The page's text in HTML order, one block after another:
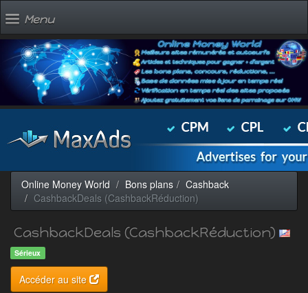
Menu
Online Money World Bons plans
Cashback
CashbackDeals (CashbackRéduction)
CashbackDeals (CashbackRéduction)
Sérieux
Accéder au site